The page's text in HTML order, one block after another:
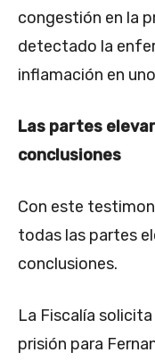
congestión en la
detectado la
inflamación en
Las partes
conclusiones
Con este
todas las partes
conclusiones.
La Fiscalía
prisión para